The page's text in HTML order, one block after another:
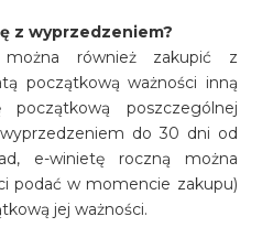
z wyprzedzeniem?
również zakupić z
początkową ważności inną
poszczególnej
do 30 dni od
e-winietę roczną można
podać w momencie zakupu)
jej ważności.